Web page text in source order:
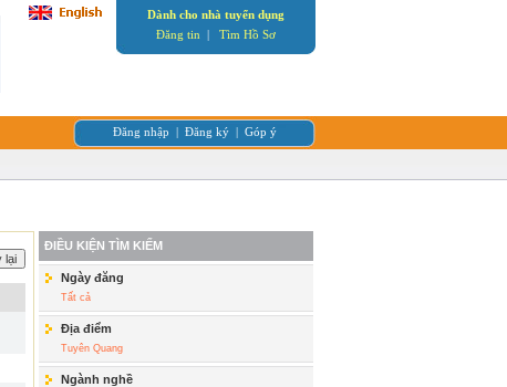
Dành cho nhà tuyển dụng
Đăng tin | Tìm Hồ Sơ
Đăng nhập | Đăng ký | Góp ý
ĐIỀU KIỆN TÌM KIẾM
Ngày đăng
Tất cả
Địa điểm
Tuyên Quang
Ngành nghề